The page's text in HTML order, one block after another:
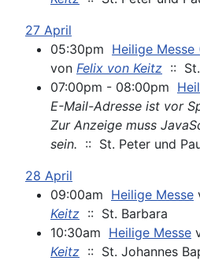
27 April
05:30pm Heilige Messe
von Felix von Keitz ::
07:00pm - 08:00pm
E-Mail-Adresse ist vor
Zur Anzeige muss
sein. :: St. Peter und
28 April
09:00am Heilige Messe
Keitz :: St. Barbara
10:30am Heilige Messe
Keitz :: St. Johannes